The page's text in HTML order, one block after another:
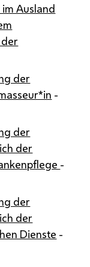
Ausland
der
-
der
der
-
der
der
Dienste -